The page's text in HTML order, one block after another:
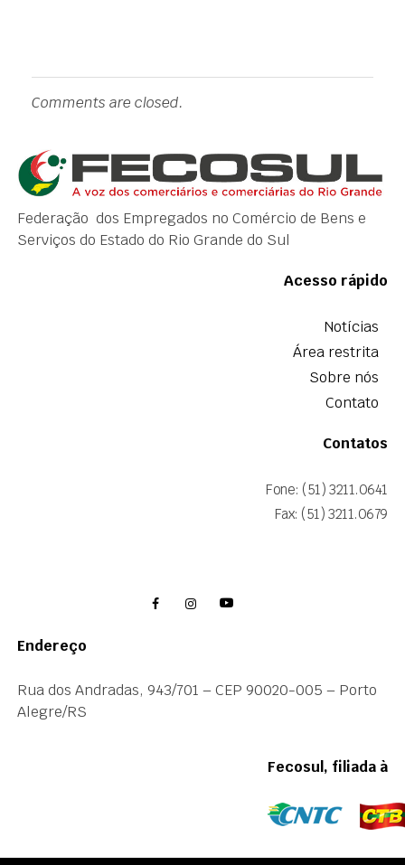
Comments are closed.
Federação dos Empregados no Comércio de Bens e
Serviços do Estado do Rio Grande do Sul
Acesso rápido
Notícias
Área restrita
Sobre nós
Contato
Contatos
Fone: (51) 3211.0641
Fax: (51) 3211.0679
Endereço
Rua dos Andradas, 943/701 – CEP 90020-005 – Porto
Alegre/RS
Fecosul, filiada à